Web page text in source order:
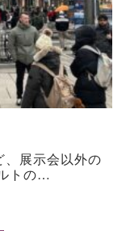
展示会以外の
トの…